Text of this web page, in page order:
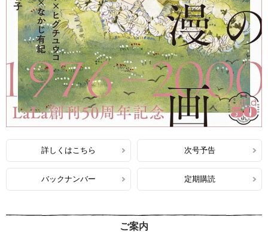
詳しくはこちら 次号予告
バックナンバー 定期購読
ご案内